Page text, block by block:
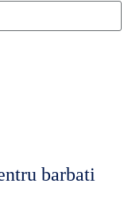
barbati